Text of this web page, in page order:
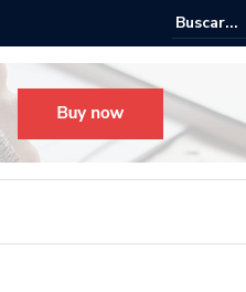
para el Festival Desfile Día de